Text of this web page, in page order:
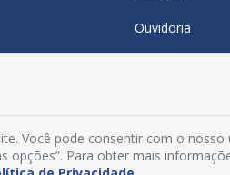
Ouvidoria
Manual de
Você pode consentir com o nosso
opções”. Para obter mais